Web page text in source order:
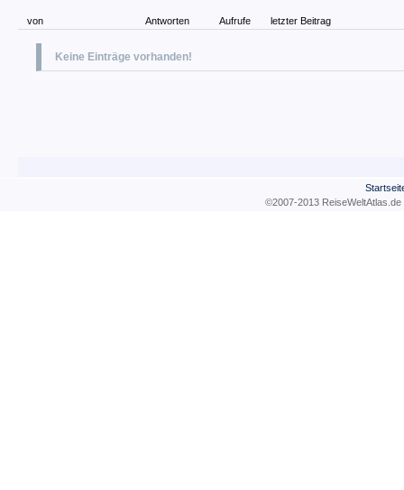
von Antworten Aufrufe letzter Beitrag
Keine Einträge vorhanden!
©2007-2013